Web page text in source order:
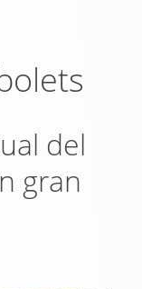
del
gran